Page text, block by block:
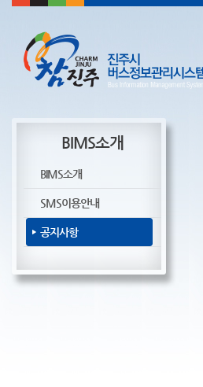
BIMS소개
BIMS소개
SMS이용안내
공지사항